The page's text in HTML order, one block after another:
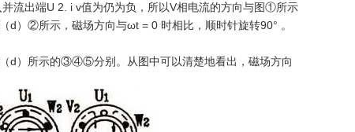
流出端U 2. i v值为仍为负，所以V相电流的方向与图①所示
d）②所示，磁场方向与ωt = 0 时相比，顺时针旋转90° 。
d）所示的③④⑤分别。从图中可以清楚地看出，磁场方向